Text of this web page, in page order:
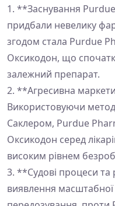
1. **Заснування
придбали невелику
згодом стала Purdue
Оксикодон, що
залежний препарат.
2. **Агресивна
Використовуючи
Саклером, Purdue
Оксикодон серед
високим рівнем
3. **Судові процеси та
виявлення масштабної